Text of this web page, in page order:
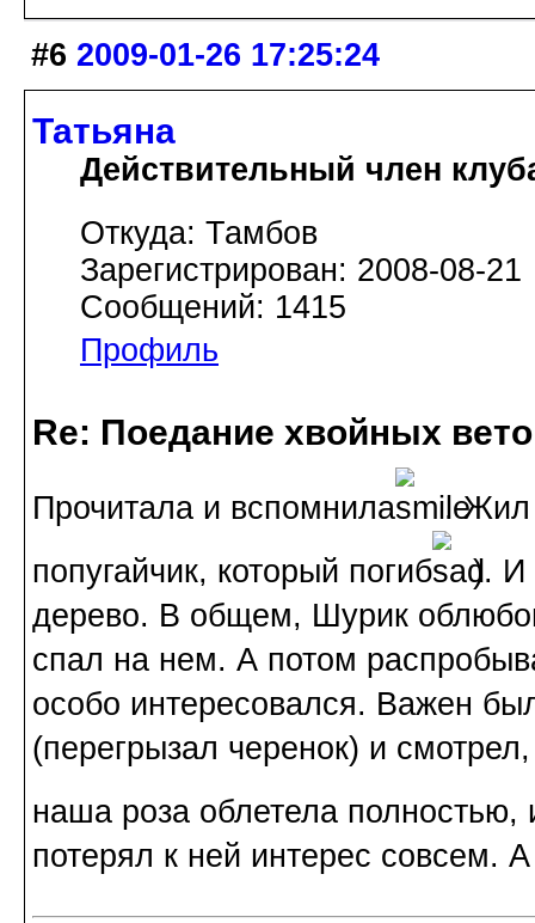
#6 2009-01-26 17:25:24
Татьяна
Действительный член
Откуда: Тамбов
Зарегистрирован: 2008-08-21
Сообщений: 1415
Профиль
Re: Поедание хвойных
Прочитала и вспомнила
. Жил
попугайчик, который погиб
). И
дерево. В общем, Шурик
спал на нем. А потом
особо интересовался. Важен
(перегрызал черенок) и
наша роза облетела полностью,
потерял к ней интерес совсем.